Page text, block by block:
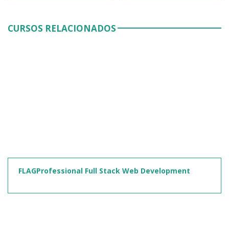
CURSOS RELACIONADOS
FLAGProfessional Full Stack Web Development